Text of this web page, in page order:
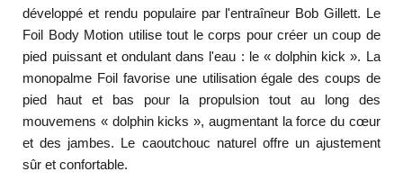
développé et rendu populaire par l'entraîneur Bob Gillett. Le
Foil Body Motion utilise tout le corps pour créer un coup de
pied puissant et ondulant dans l'eau : le « dolphin kick ». La
monopalme Foil favorise une utilisation égale des coups de
pied haut et bas pour la propulsion tout au long des
mouvemens « dolphin kicks », augmentant la force du cœur
et des jambes. Le caoutchouc naturel offre un ajustement
sûr et confortable.